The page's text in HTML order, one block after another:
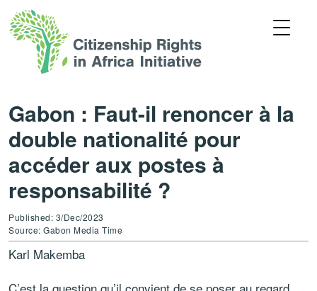
Gabon : Faut-il renoncer à la
double nationalité pour
accéder aux postes à
responsabilité ?
Published: 3/Dec/2023
Source: Gabon Media Time
Karl Makemba